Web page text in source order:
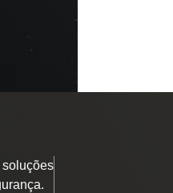
soluções